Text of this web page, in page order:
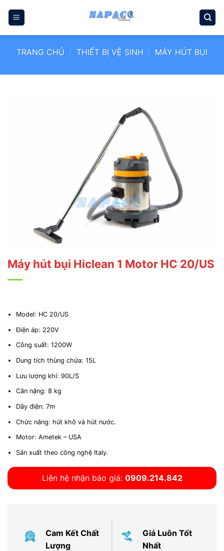
qua
TRANG CHỦ / THIẾT BỊ VỆ SINH / MÁY HÚT BỤI
Máy hút bụi Hiclean 1 Motor HC 20/US
Model: HC 20/US
Điện áp: 220V
Công suất: 1200W
Dung tích thùng chứa: 15L
Lưu lượng khí: 90L/S
Cân nặng: 8 kg
Dây điện: 7m
Chức năng: hút khô và hút nước.
Motor: Ametek – USA
Sản xuất theo công nghệ Italy.
Liên hệ nhận báo giá: 0909.214.842
Cam Kết Chất
Lượng
Giá Luôn Tốt
Nhất